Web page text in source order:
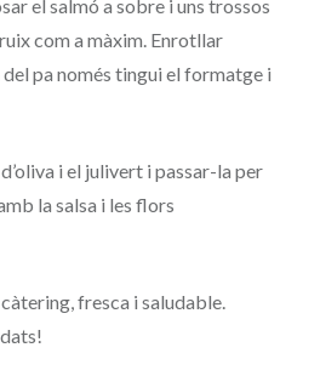
el salmó a sobre i uns trossos
com a màxim. Enrotllar
pa només tingui el formatge i
d’oliva i el julivert i passar-la per
la salsa i les flors
fresca i saludable.